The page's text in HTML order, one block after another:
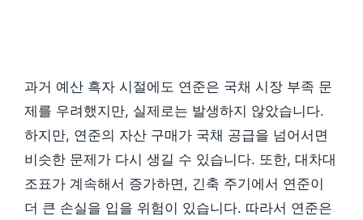
과거 예산 흑자 시절에도 연준은 국채 시장 부족 문
제를 우려했지만, 실제로는 발생하지 않았습니다.
하지만, 연준의 자산 구매가 국채 공급을 넘어서면
비슷한 문제가 다시 생길 수 있습니다. 또한, 대차대
조표가 계속해서 증가하면, 긴축 주기에서 연준이
더 큰 손실을 입을 위험이 있습니다. 따라서 연준은